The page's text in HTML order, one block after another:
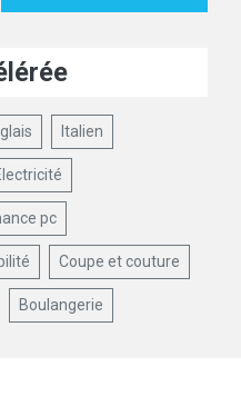
Italien
pc
Coupe et couture
Boulangerie